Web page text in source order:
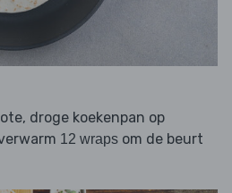
droge koekenpan op
12 wraps om de beurt